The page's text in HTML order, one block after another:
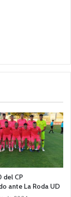
del CP
ante La Roda UD